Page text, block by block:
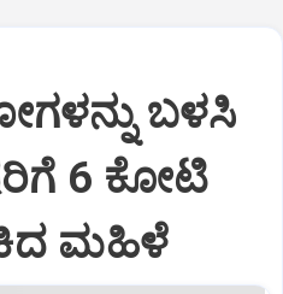
ಬಳಸಿ
6 ಕೋಟಿ
ಮಹಿಳೆ